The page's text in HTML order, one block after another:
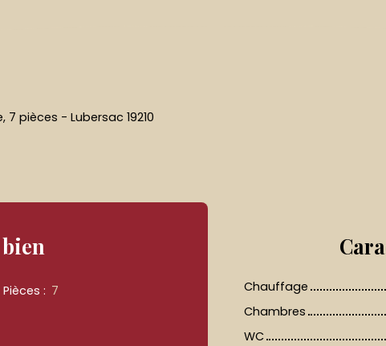
7 pièces - Lubersac 19210
Pièces : 7 Chauffage
Chambres
WC